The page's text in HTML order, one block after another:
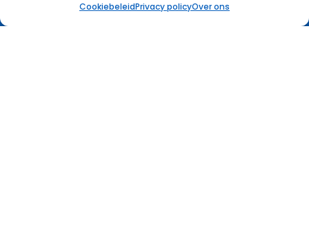
CookiebeleidPrivacy policyOver ons
Coach worden